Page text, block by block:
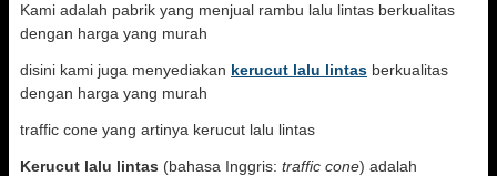
Kami adalah pabrik yang menjual rambu lalu lintas berkualitas
dengan harga yang murah
disini kami juga menyediakan kerucut lalu lintas berkualitas
dengan harga yang murah
traffic cone yang artinya kerucut lalu lintas
Kerucut lalu lintas (bahasa Inggris: traffic cone) adalah